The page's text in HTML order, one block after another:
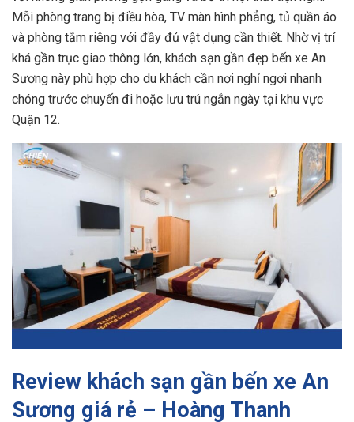
Mỗi phòng trang bị điều hòa, TV màn hình phẳng, tủ quần áo
và phòng tắm riêng với đầy đủ vật dụng cần thiết. Nhờ vị trí
khá gần trục giao thông lớn, khách sạn gần đẹp bến xe An
Sương này phù hợp cho du khách cần nơi nghỉ ngơi nhanh
chóng trước chuyến đi hoặc lưu trú ngắn ngày tại khu vực
Quận 12.
Review khách sạn gần bến xe An
Sương giá rẻ – Hoàng Thanh